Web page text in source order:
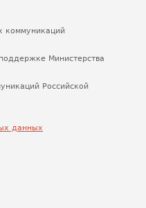
коммуникаций
Министерства
Российской
данных